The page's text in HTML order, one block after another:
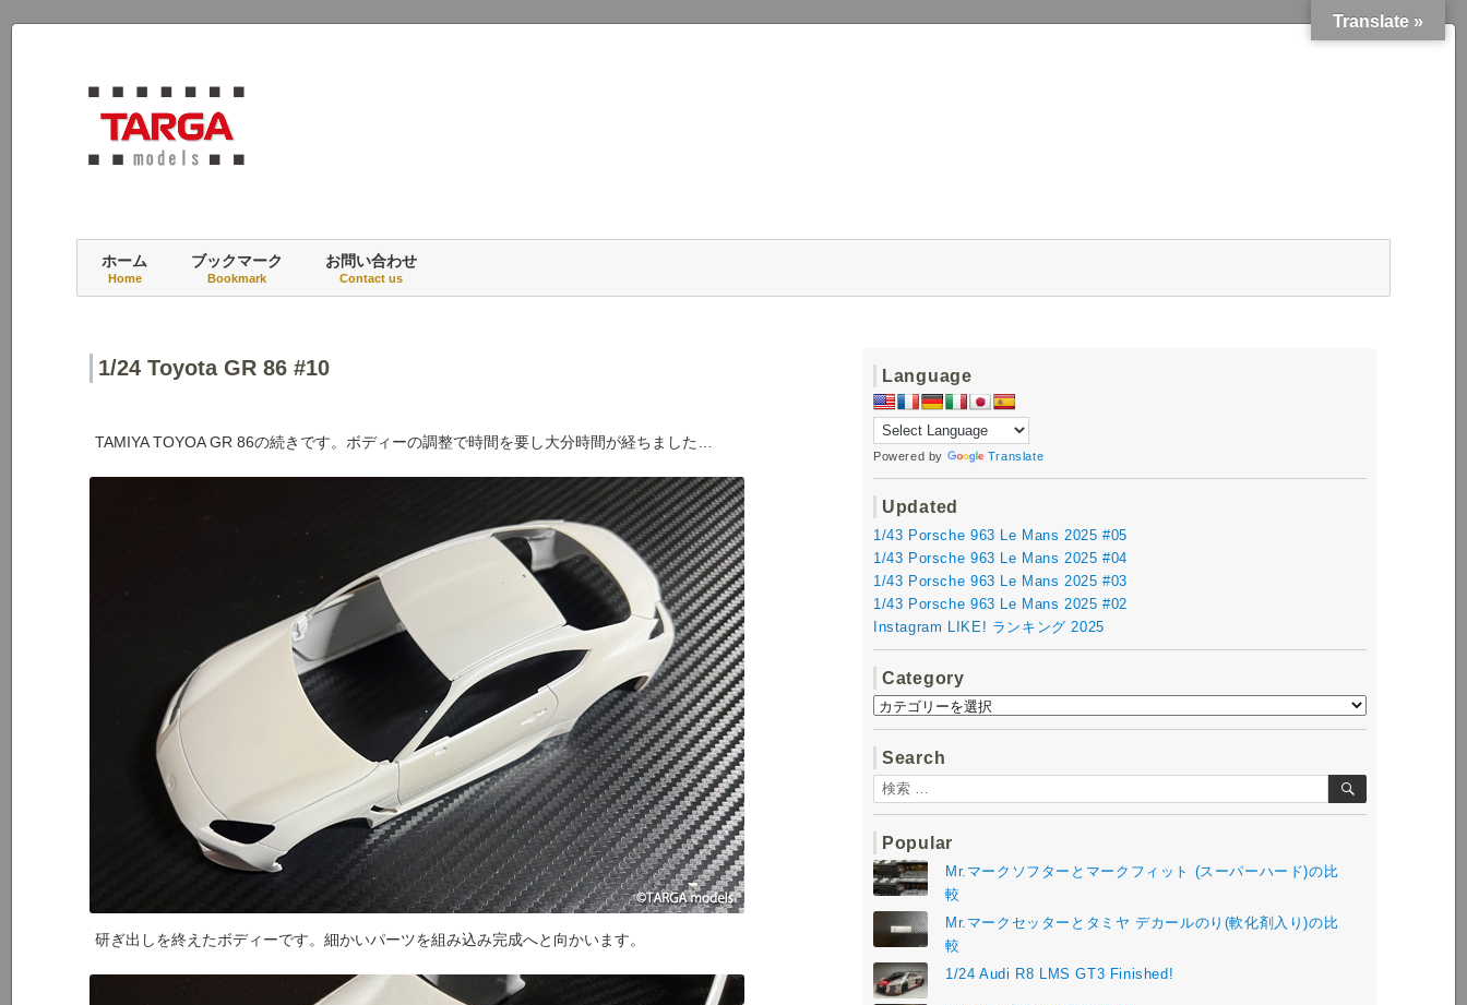
TARGA models blog
ホーム
Home
ブックマーク
Bookmark
お問い合わせ
Contact us
1/24 Toyota GR 86 #10
TAMIYA TOYOA GR 86の続きです。ボディーの調整で時間を要し大分時間が経ちました…
研ぎ出しを終えたボディーです。細かいパーツを組み込み完成へと向かいます。
Language
Powered by Translate
Updated
1/43 Porsche 963 Le Mans 2025 #05
1/43 Porsche 963 Le Mans 2025 #04
1/43 Porsche 963 Le Mans 2025 #03
1/43 Porsche 963 Le Mans 2025 #02
Instagram LIKE! ランキング 2025
Category
Category
Search
検
索:
検
Popular
Mr.マークソフターとマークフィット (スーパーハード)の比
較
Mr.マークセッターとタミヤ デカールのり(軟化剤入り)の比
較
1/24 Audi R8 LMS GT3 Finished!
Translate »